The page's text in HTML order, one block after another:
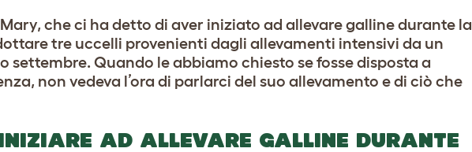
che ci ha detto di aver iniziato ad allevare galline durante la
tre uccelli provenienti dagli allevamenti intensivi da un
settembre. Quando le abbiamo chiesto se fosse disposta a
non vedeva l’ora di parlarci del suo allevamento e di ciò che
AD ALLEVARE GALLINE DURANTE